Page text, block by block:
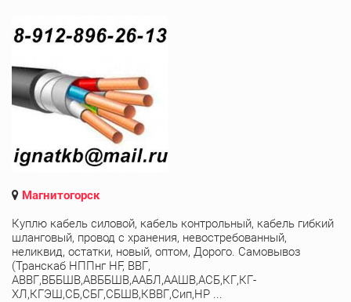
Магнитогорск
Куплю кабель силовой, кабель контрольный, кабель гибкий
шланговый, провод с хранения, невостребованный,
неликвид, остатки, новый, оптом, Дорого. Самовывоз
(Транскаб НППнг HF, ВВГ,
АВВГ,ВББШВ,АВББШВ,ААБЛ,ААШВ,АСБ,КГ,КГ-
ХЛ,КГЭШ,СБ,СБГ,СБШВ,КВВГ,Сип,НР ...